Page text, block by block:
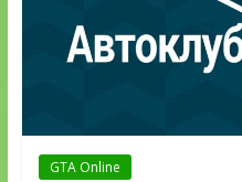
GTA Online